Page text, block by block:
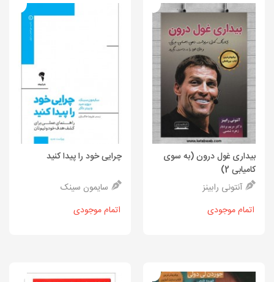
بیداری غول درون (به سوی
کامیابی 2)
آنتونی رابینز
اتمام موجودی
چرایی خود را پیدا کنید
سایمون سینک
اتمام موجودی